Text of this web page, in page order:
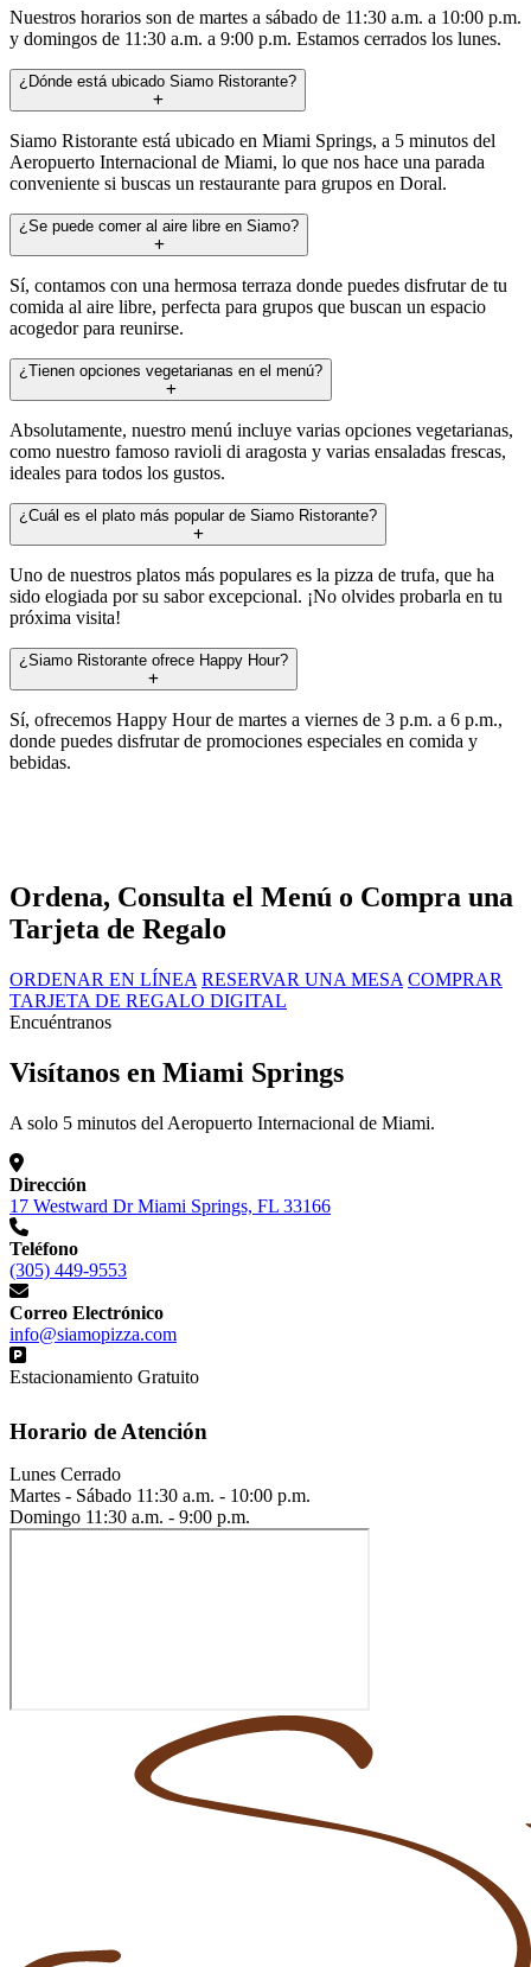
Nuestros horarios son de martes a sábado de 11:30 a.m. a 10:00 p.m.
y domingos de 11:30 a.m. a 9:00 p.m. Estamos cerrados los lunes.
¿Dónde está ubicado Siamo Ristorante?
Siamo Ristorante está ubicado en Miami Springs, a 5 minutos del
Aeropuerto Internacional de Miami, lo que nos hace una parada
conveniente si buscas un restaurante para grupos en Doral.
¿Se puede comer al aire libre en Siamo?
Sí, contamos con una hermosa terraza donde puedes disfrutar de tu
comida al aire libre, perfecta para grupos que buscan un espacio
acogedor para reunirse.
¿Tienen opciones vegetarianas en el menú?
Absolutamente, nuestro menú incluye varias opciones vegetarianas,
como nuestro famoso ravioli di aragosta y varias ensaladas frescas,
ideales para todos los gustos.
¿Cuál es el plato más popular de Siamo Ristorante?
Uno de nuestros platos más populares es la pizza de trufa, que ha
sido elogiada por su sabor excepcional. ¡No olvides probarla en tu
próxima visita!
¿Siamo Ristorante ofrece Happy Hour?
Sí, ofrecemos Happy Hour de martes a viernes de 3 p.m. a 6 p.m.,
donde puedes disfrutar de promociones especiales en comida y
bebidas.
Ordena, Consulta el Menú o Compra una
Tarjeta de Regalo
ORDENAR EN LÍNEA RESERVAR UNA MESA COMPRAR
TARJETA DE REGALO DIGITAL
Encuéntranos
Visítanos en Miami Springs
A solo 5 minutos del Aeropuerto Internacional de Miami.
Dirección
17 Westward Dr Miami Springs, FL 33166
Teléfono
(305) 449-9553
Correo Electrónico
info@siamopizza.com
Estacionamiento Gratuito
Horario de Atención
Lunes Cerrado
Martes - Sábado 11:30 a.m. - 10:00 p.m.
Domingo 11:30 a.m. - 9:00 p.m.